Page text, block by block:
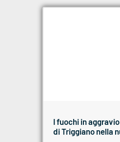
I fuochi in
di Triggiano nella